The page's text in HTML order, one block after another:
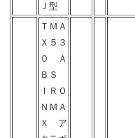
Ｊ型
ＴＭＡ
Ｘ５３
０ Ａ
ＢＳ
ＩＲＯ
ＮＭＡ
Ｘ ア